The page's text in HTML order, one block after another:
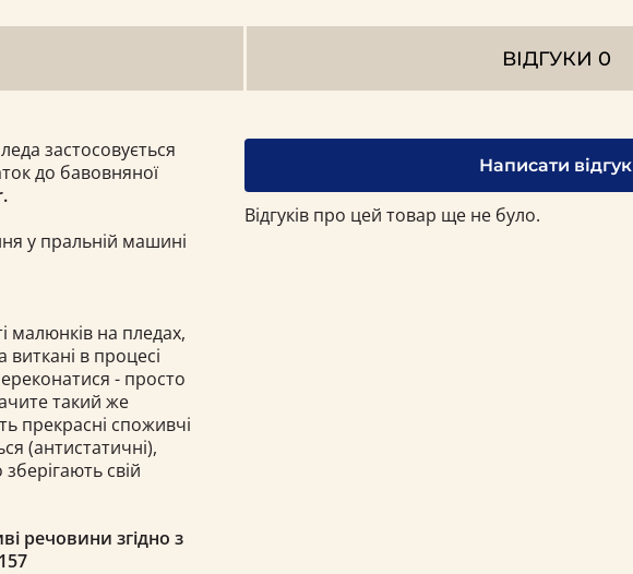
ВІДГУКИ 0
застосовується
до бавовняної
у пральній машині
малюнків на пледах,
виткані в процесі
- просто
такий же
прекрасні споживчі
(антистатичні),
свій
речовини згідно з
Написати відгук
Відгуків про цей товар ще не було.